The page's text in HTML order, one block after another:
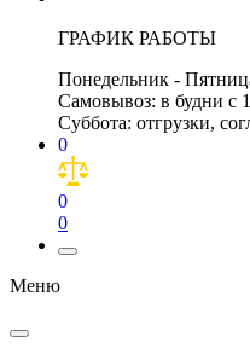
ГРАФИК РАБОТЫ
Понедельник -
Самовывоз: в будни с
Суббота: отгрузки,
0
0
0
Меню